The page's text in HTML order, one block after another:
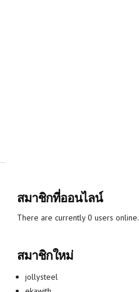
สมาชิกที่ออนไลน์
There are currently 0 users online.
สมาชิกใหม่
jollysteel